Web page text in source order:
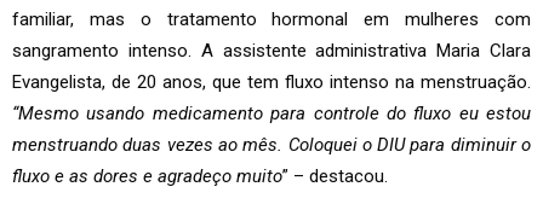
familiar, mas o tratamento hormonal em mulheres com
sangramento intenso. A assistente administrativa Maria Clara
Evangelista, de 20 anos, que tem fluxo intenso na menstruação.
“Mesmo usando medicamento para controle do fluxo eu estou
menstruando duas vezes ao mês. Coloquei o DIU para diminuir o
fluxo e as dores e agradeço muito” – destacou.